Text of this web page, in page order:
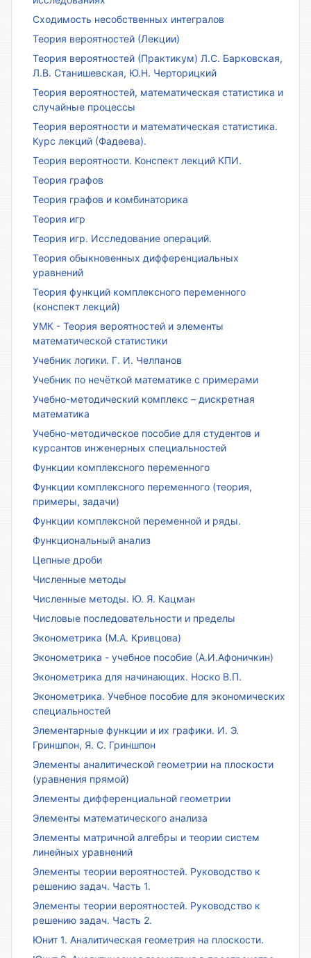
Сходимость несобственных интегралов
Теория вероятностей (Лекции)
Теория вероятностей (Практикум) Л.С. Барковская,
Л.В. Станишевская, Ю.Н. Черторицкий
Теория вероятностей, математическая статистика и
случайные процессы
Теория вероятности и математическая статистика.
Курс лекций (Фадеева).
Теория вероятности. Конспект лекций КПИ.
Теория графов
Теория графов и комбинаторика
Теория игр
Теория игр. Исследование операций.
Теория обыкновенных дифференциальных
уравнений
Теория функций комплексного переменного
(конспект лекций)
УМК - Теория вероятностей и элементы
математической статистики
Учебник логики. Г. И. Челпанов
Учебник по нечёткой математике с примерами
Учебно-методический комплекс – дискретная
математика
Учебно-методическое пособие для студентов и
курсантов инженерных специальностей
Функции комплексного переменного
Функции комплексного переменного (теория,
примеры, задачи)
Функции комплексной переменной и ряды.
Функциональный анализ
Цепные дроби
Численные методы
Численные методы. Ю. Я. Кацман
Числовые последовательности и пределы
Эконометрика (М.А. Кривцова)
Эконометрика - учебное пособие (А.И.Афоничкин)
Эконометрика для начинающих. Носко В.П.
Эконометрика. Учебное пособие для экономических
специальностей
Элементарные функции и их графики. И. Э.
Гриншпон, Я. С. Гриншпон
Элементы аналитической геометрии на плоскости
(уравнения прямой)
Элементы дифференциальной геометрии
Элементы математического анализа
Элементы матричной алгебры и теории систем
линейных уравнений
Элементы теории вероятностей. Руководство к
решению задач. Часть 1.
Элементы теории вероятностей. Руководство к
решению задач. Часть 2.
Юнит 1. Аналитическая геометрия на плоскости.